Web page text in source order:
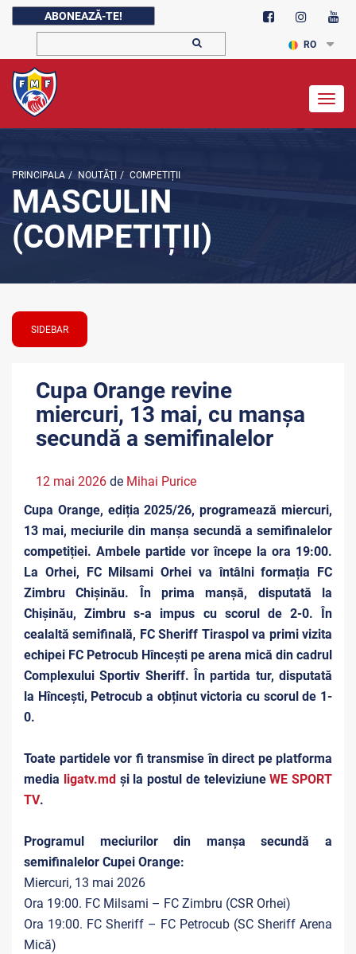
ABONEAZĂ-TE!
RO
PRINCIPALA / NOUTĂŢI / COMPETIȚII
MASCULIN
(COMPETIȚII)
SIDEBAR
Cupa Orange revine
miercuri, 13 mai, cu manșa
secundă a semifinalelor
12 mai 2026 de Mihai Purice
Cupa Orange, ediția 2025/26, programează miercuri,
13 mai, meciurile din manșa secundă a semifinalelor
competiției. Ambele partide vor începe la ora 19:00.
La Orhei, FC Milsami Orhei va întâlni formația FC
Zimbru Chișinău. În prima manșă, disputată la
Chișinău, Zimbru s-a impus cu scorul de 2-0. În
cealaltă semifinală, FC Sheriff Tiraspol va primi vizita
echipei FC Petrocub Hîncești pe arena mică din cadrul
Complexului Sportiv Sheriff. În partida tur, disputată
la Hîncești, Petrocub a obținut victoria cu scorul de 1-
0.
Toate partidele vor fi transmise în direct pe platforma
media ligatv.mdși la postul de televiziuneWE SPORT
TV.
Programul meciurilor din manșa secundă a
semifinalelor Cupei Orange:
Miercuri, 13 mai 2026
Ora 19:00. FC Milsami – FC Zimbru (CSR Orhei)
Ora 19:00. FC Sheriff – FC Petrocub (SC Sheriff Arena
Mică)